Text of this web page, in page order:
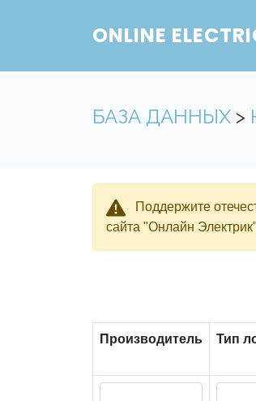
ONLINE
БАЗА ДАННЫХ >
Поддержите
сайта "Онлайн
Производитель
Тип